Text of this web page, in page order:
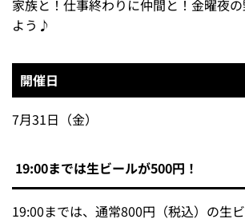
【7/31】ビールやおつまみがお得
ト開催！